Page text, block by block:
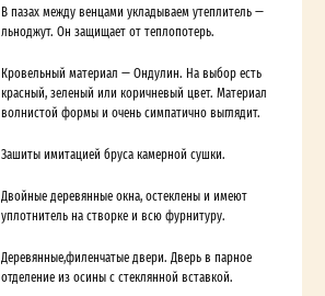
В пазах между венцами укладываем утеплитель —
льноджут. Он защищает от теплопотерь.
Кровельный материал — Ондулин. На выбор есть
красный, зеленый или коричневый цвет. Материал
волнистой формы и очень симпатично выглядит.
Зашиты имитацией бруса камерной сушки.
Двойные деревянные окна, остеклены и имеют
уплотнитель на створке и всю фурнитуру.
Деревянные,филенчатые двери. Дверь в парное
отделение из осины с стеклянной вставкой.